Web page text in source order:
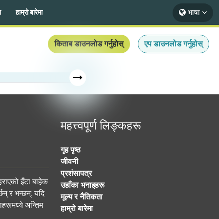
हाम्रो बारेमा भाषा
किताब डाउनलोड गर्नुहोस् एप डाउनलोड गर्नुहोस्
इँटा बाहेक
र भन्छन्: यदि
अन्तिम
महत्त्वपूर्ण लिङ्कहरू
गृह पृष्ठ
जीवनी
प्रशंसापत्र
उहाँका भनाइहरू
मूल्य र नैतिकता
हाम्रो बारेमा